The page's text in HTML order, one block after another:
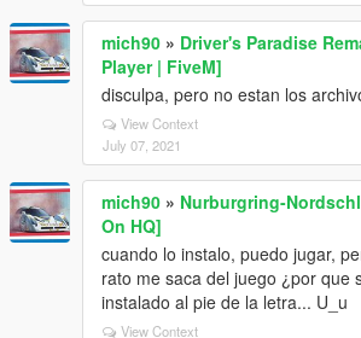
mich90 » Driver's Paradise
Player | FiveM]
disculpa, pero no estan los
View Context
July 07, 2021
mich90 » Nurburgring-
On HQ]
cuando lo instalo, puedo jugar,
rato me saca del juego ¿por que
instalado al pie de la letra... U_u
View Context